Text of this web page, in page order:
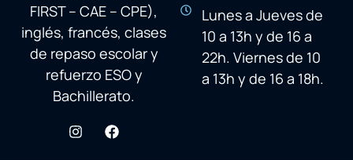
FIRST – CAE – CPE),
inglés, francés, clases
de repaso escolar y
refuerzo ESO y
Bachillerato.
Lunes a Jueves de
10 a 13h y de 16 a
22h. Viernes de 10
a 13h y de 16 a 18h.